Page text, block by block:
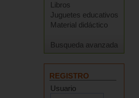
Libros
Juguetes educativos
Material didáctico
Busqueda avanzada
REGISTRO
Usuario